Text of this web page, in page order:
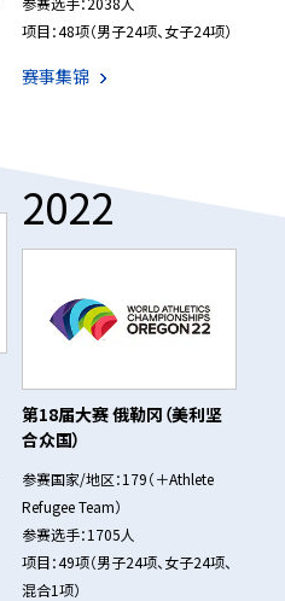
项目：48项（男子24项、女子24项）
赛事集锦
2022
第18届大赛 俄勒冈（美利坚
合众国）
参赛国家/地区：179（＋Athlete
Refugee Team）
参赛选手：1705人
项目：49项（男子24项、女子24项、
混合1项）